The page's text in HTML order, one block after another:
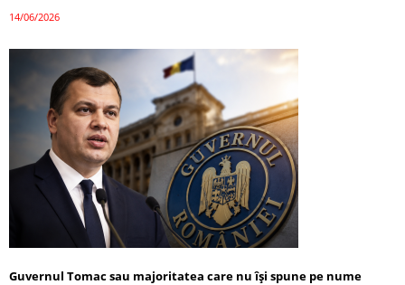
14/06/2026
Guvernul Tomac sau majoritatea care nu își spune pe nume